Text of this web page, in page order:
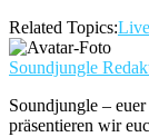
Related Topics:Live
Soundjungle
Soundjungle –
präsentieren wir